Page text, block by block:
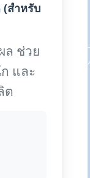
(สำหรับ
ล ช่วย
และ
ต